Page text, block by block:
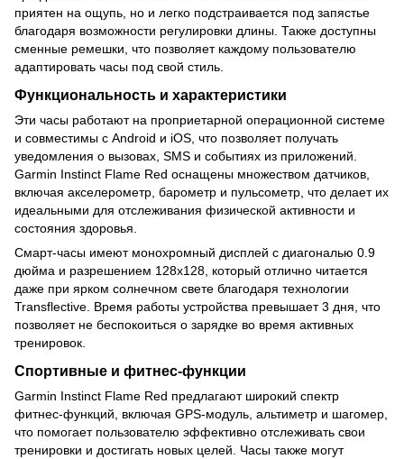
приятен на ощупь, но и легко подстраивается под запястье
благодаря возможности регулировки длины. Также доступны
сменные ремешки, что позволяет каждому пользователю
адаптировать часы под свой стиль.
Функциональность и характеристики
Эти часы работают на проприетарной операционной системе
и совместимы с Android и iOS, что позволяет получать
уведомления о вызовах, SMS и событиях из приложений.
Garmin Instinct Flame Red оснащены множеством датчиков,
включая акселерометр, барометр и пульсометр, что делает их
идеальными для отслеживания физической активности и
состояния здоровья.
Смарт-часы имеют монохромный дисплей с диагональю 0.9
дюйма и разрешением 128x128, который отлично читается
даже при ярком солнечном свете благодаря технологии
Transflective. Время работы устройства превышает 3 дня, что
позволяет не беспокоиться о зарядке во время активных
тренировок.
Спортивные и фитнес-функции
Garmin Instinct Flame Red предлагают широкий спектр
фитнес-функций, включая GPS-модуль, альтиметр и шагомер,
что помогает пользователю эффективно отслеживать свои
тренировки и достигать новых целей. Часы также могут